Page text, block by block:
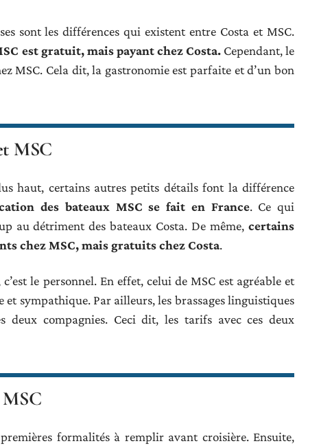
sont les différences qui existent entre Costa et MSC.
est gratuit, mais payant chez Costa.Cependant, le
MSC. Cela dit, la gastronomie est parfaite et d’un bon
MSC
haut, certains autres petits détails font la différence
des bateaux MSC se fait en France. Ce qui
au détriment des bateaux Costa. De même, certains
chez MSC, mais gratuits chez Costa.
le personnel. En effet, celui de MSC est agréable et
sympathique. Par ailleurs, les brassages linguistiques
deux compagnies. Ceci dit, les tarifs avec ces deux
formalités à remplir avant croisière. Ensuite,